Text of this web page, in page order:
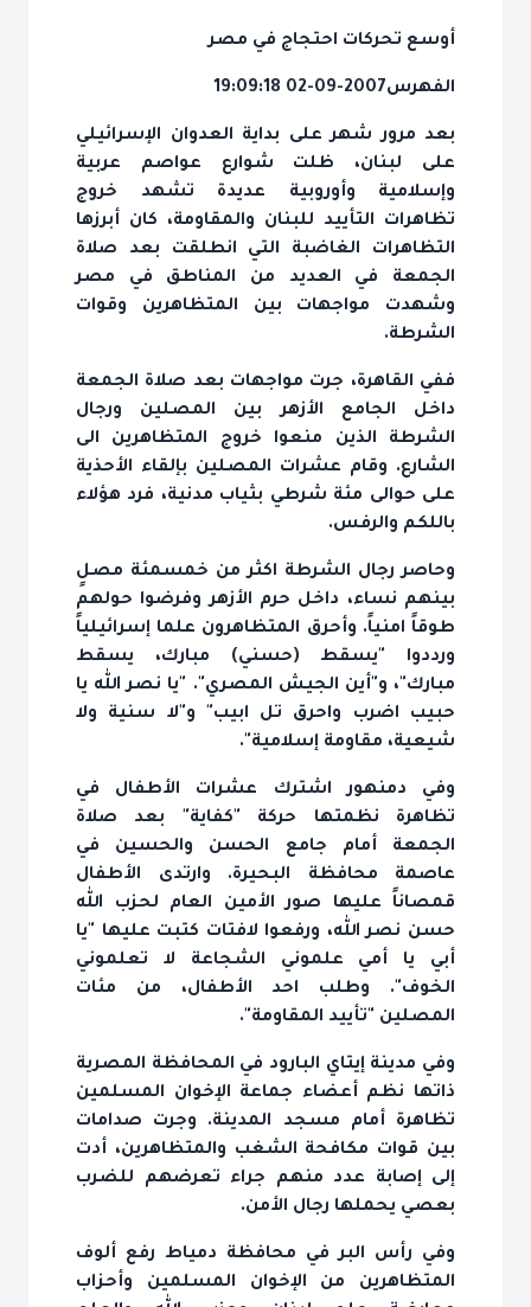
أوسع تحركات احتجاج في مصر
الفهرس2007-09-02 19:09:18
بعد مرور شهر على بداية العدوان الإسرائيلي
على لبنان، ظلت شوارع عواصم عربية
وإسلامية وأوروبية عديدة تشهد خروج
تظاهرات التأييد للبنان والمقاومة، كان أبرزها
التظاهرات الغاضبة التي انطلقت بعد صلاة
الجمعة في العديد من المناطق في مصر
وشهدت مواجهات بين المتظاهرين وقوات
الشرطة.
ففي القاهرة، جرت مواجهات بعد صلاة الجمعة
داخل الجامع الأزهر بين المصلين ورجال
الشرطة الذين منعوا خروج المتظاهرين الى
الشارع. وقام عشرات المصلين بإلقاء الأحذية
على حوالى مئة شرطي بثياب مدنية، فرد هؤلاء
باللكم والرفس.
وحاصر رجال الشرطة اكثر من خمسمئة مصلٍ
بينهم نساء، داخل حرم الأزهر وفرضوا حولهم
طوقاً امنياً. وأحرق المتظاهرون علما إسرائيلياً
ورددوا "يسقط (حسني) مبارك، يسقط
مبارك"، و"أين الجيش المصري". "يا نصر الله يا
حبيب اضرب واحرق تل ابيب" و"لا سنية ولا
شيعية، مقاومة إسلامية".
وفي دمنهور اشترك عشرات الأطفال في
تظاهرة نظمتها حركة "كفاية" بعد صلاة
الجمعة أمام جامع الحسن والحسين في
عاصمة محافظة البحيرة. وارتدى الأطفال
قمصاناً عليها صور الأمين العام لحزب الله
حسن نصر الله، ورفعوا لافتات كتبت عليها "يا
أبي يا أمي علموني الشجاعة لا تعلموني
الخوف". وطلب احد الأطفال، من مئات
المصلين "تأييد المقاومة".
وفي مدينة إيتاي البارود في المحافظة المصرية
ذاتها نظم أعضاء جماعة الإخوان المسلمين
تظاهرة أمام مسجد المدينة. وجرت صدامات
بين قوات مكافحة الشغب والمتظاهرين، أدت
إلى إصابة عدد منهم جراء تعرضهم للضرب
بعصي يحملها رجال الأمن.
وفي رأس البر في محافظة دمياط رفع ألوف
المتظاهرين من الإخوان المسلمين وأحزاب